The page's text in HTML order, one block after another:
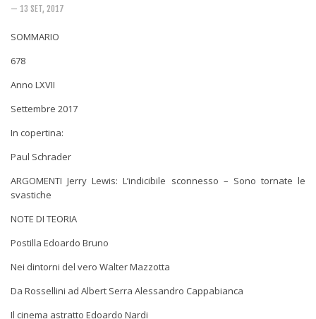
— 13 SET, 2017
SOMMARIO
678
Anno LXVII
Settembre 2017
In copertina:
Paul Schrader
ARGOMENTIJerry Lewis: L’indicibile sconnesso – Sono tornate le
svastiche
NOTE DI TEORIA
Postilla Edoardo Bruno
Nei dintorni del vero Walter Mazzotta
Da Rossellini ad Albert Serra Alessandro Cappabianca
Il cinema astratto Edoardo Nardi